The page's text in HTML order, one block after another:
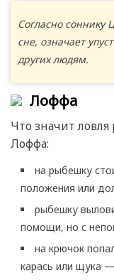
Согласно соннику
сне, означает
других людям.
Лоффа
Что значит
Лоффа:
на рыбешку
положения или
рыбешку
помощи, но с
на крючок
карась или щука